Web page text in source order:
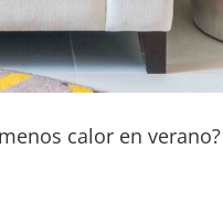
calor en verano?